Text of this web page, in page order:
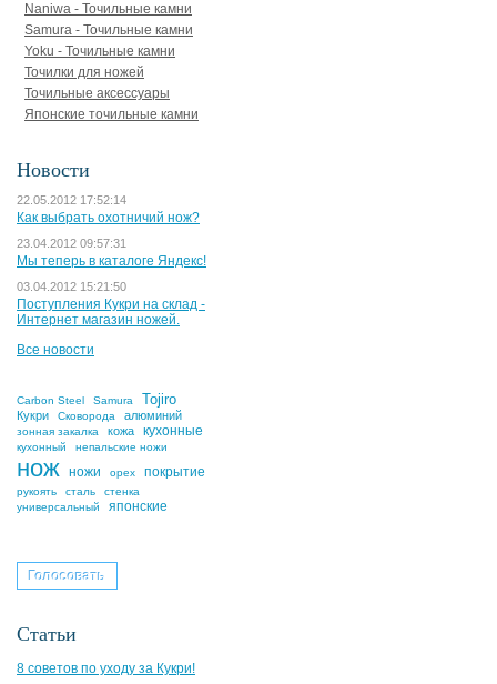
Naniwa - Точильные камни
Samura - Точильные камни
Yoku - Точильные камни
Точилки для ножей
Точильные аксессуары
Японские точильные камни
Новости
22.05.2012 17:52:14
Как выбрать охотничий нож?
23.04.2012 09:57:31
Мы теперь в каталоге Яндекс!
03.04.2012 15:21:50
Поступления Кукри на склад -
Интернет магазин ножей.
Все новости
Carbon Steel Samura Tojiro
Кукри Сковорода алюминий
зонная закалка кожа кухонные
кухонный непальские ножи
нож ножи орех покрытие
рукоять сталь
стенка
универсальный
японские
Статьи
8 советов по уходу за Кукри!